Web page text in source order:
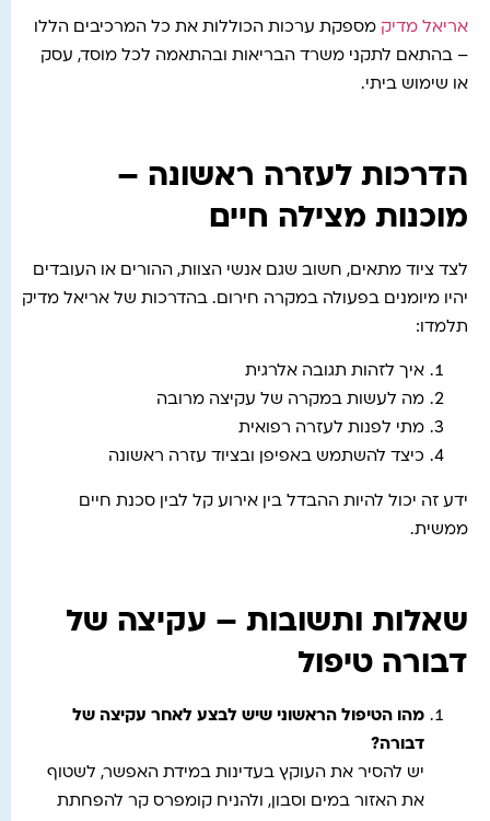
אריאל מדיק מספקת ערכות הכוללות את כל המרכיבים הללו
– בהתאם לתקני משרד הבריאות ובהתאמה לכל מוסד, עסק
או שימוש ביתי.
הדרכות לעזרה ראשונה –
מוכנות מצילה חיים
לצד ציוד מתאים, חשוב שגם אנשי הצוות, ההורים או העובדים
יהיו מיומנים בפעולה במקרה חירום. בהדרכות של אריאל מדיק
תלמדו:
איך לזהות תגובה אלרגית
מה לעשות במקרה של עקיצה מרובה
מתי לפנות לעזרה רפואית
כיצד להשתמש באפיפן ובציוד עזרה ראשונה
ידע זה יכול להיות ההבדל בין אירוע קל לבין סכנת חיים
ממשית.
שאלות ותשובות – עקיצה של
דבורה טיפול
מהו הטיפול הראשוני שיש לבצע לאחר עקיצה של
דבורה?
יש להסיר את העוקץ בעדינות במידת האפשר, לשטוף
את האזור במים וסבון, ולהניח קומפרס קר להפחתת